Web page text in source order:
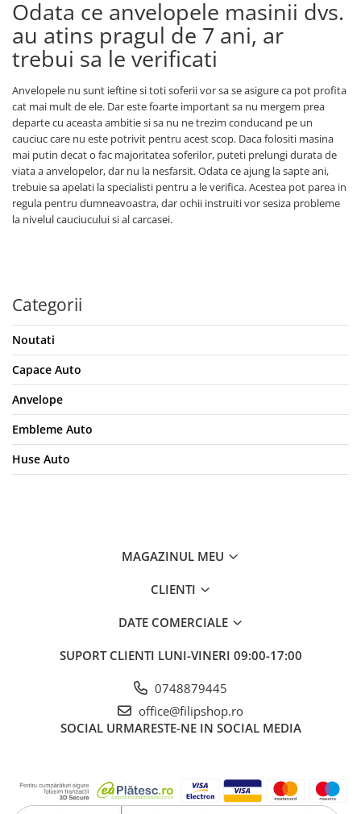
Odata ce anvelopele masinii dvs.
au atins pragul de 7 ani, ar
trebui sa le verificati
Anvelopele nu sunt ieftine si toti soferii vor sa se asigure ca pot profita
cat mai mult de ele. Dar este foarte important sa nu mergem prea
departe cu aceasta ambitie si sa nu ne trezim conducand pe un
cauciuc care nu este potrivit pentru acest scop. Daca folositi masina
mai putin decat o fac majoritatea soferilor, puteti prelungi durata de
viata a anvelopelor, dar nu la nesfarsit. Odata ce ajung la sapte ani,
trebuie sa apelati la specialisti pentru a le verifica. Acestea pot parea in
regula pentru dumneavoastra, dar ochii instruiti vor sesiza probleme
la nivelul cauciucului si al carcasei.
Categorii
Noutati
Capace Auto
Anvelope
Embleme Auto
Huse Auto
MAGAZINUL MEU
CLIENTI
DATE COMERCIALE
SUPORT CLIENTI LUNI-VINERI 09:00-17:00
0748879445
office@filipshop.ro
SOCIAL URMARESTE-NE IN SOCIAL MEDIA